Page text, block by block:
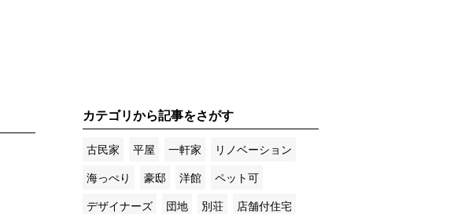
カテゴリから記事をさがす
古民家 平屋 一軒家
リノベーション
海っぺり
豪邸 洋館
ペット可
デザイナーズ
団地 別荘
店舗付住宅